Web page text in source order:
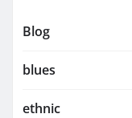
Blog
blues
ethnic